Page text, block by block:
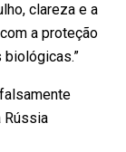
clareza e a
a proteção
biológicas.”
Rússia